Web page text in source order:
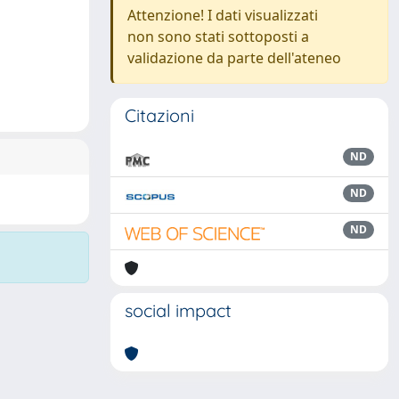
Attenzione! I dati visualizzati
non sono stati sottoposti a
validazione da parte dell'ateneo
Citazioni
ND
ND
ND
social impact